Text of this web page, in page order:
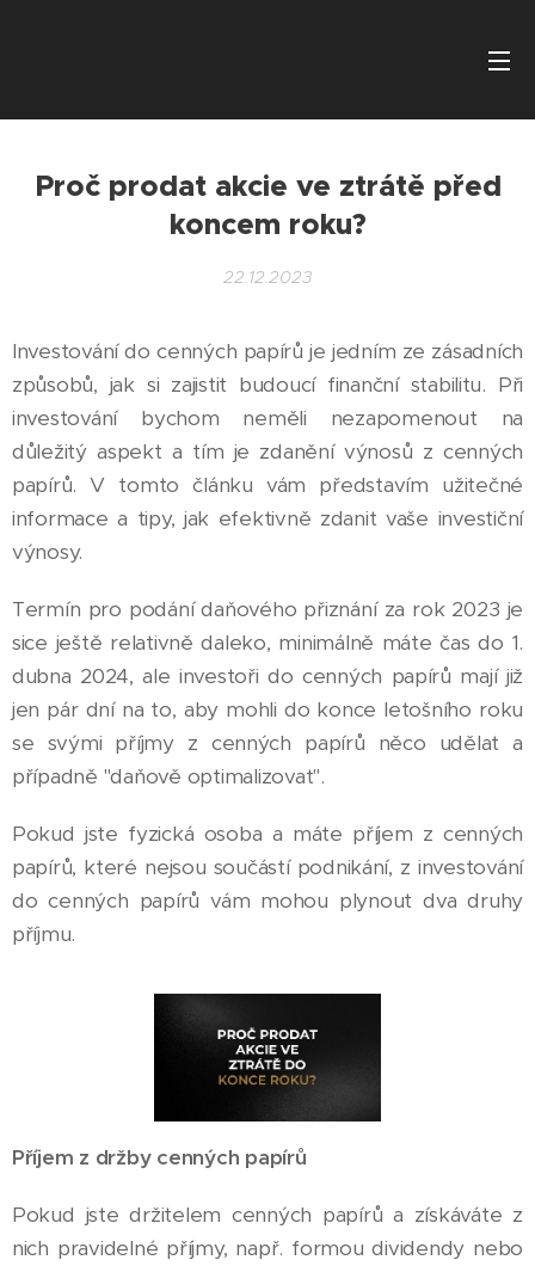
Proč prodat akcie ve ztrátě před
koncem roku?
22.12.2023
Investování do cenných papírů je jedním ze zásadních
způsobů, jak si zajistit budoucí finanční stabilitu. Při
investování bychom neměli nezapomenout na
důležitý aspekt a tím je zdanění výnosů z cenných
papírů. V tomto článku vám představím užitečné
informace a tipy, jak efektivně zdanit vaše investiční
výnosy.
Termín pro podání daňového přiznání za rok 2023 je
sice ještě relativně daleko, minimálně máte čas do 1.
dubna 2024, ale investoři do cenných papírů mají již
jen pár dní na to, aby mohli do konce letošního roku
se svými příjmy z cenných papírů něco udělat a
případně "daňově optimalizovat".
Pokud jste fyzická osoba a máte příjem z cenných
papírů, které nejsou součástí podnikání, z investování
do cenných papírů vám mohou plynout dva druhy
příjmu.
Příjem z držby cenných papírů
Pokud jste držitelem cenných papírů a získáváte z
nich pravidelné příjmy, např. formou dividendy nebo